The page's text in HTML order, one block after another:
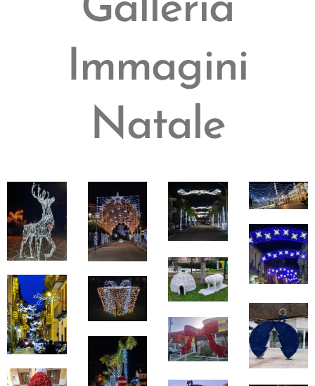
Galleria
Immagini
Natale